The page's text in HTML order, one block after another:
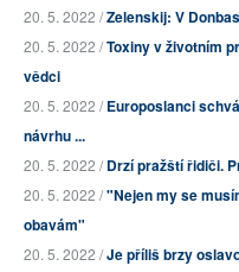
20. 5. 2022 /Zelenskij: V
20. 5. 2022 /Toxiny v životním
vědci
20. 5. 2022 /Europoslanci
návrhu ...
20. 5. 2022 /Drzí pražští řidiči.
20. 5. 2022 /"Nejen my se
obavám"
20. 5. 2022 /Je příliš brzy